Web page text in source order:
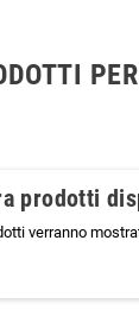
prodotti
verranno